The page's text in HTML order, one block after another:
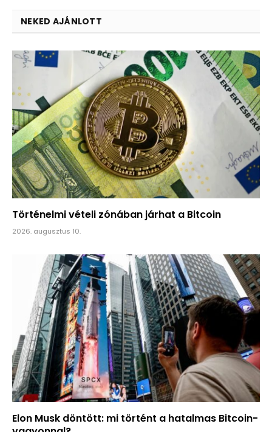
NEKED AJÁNLOTT
Történelmi vételi zónában járhat a Bitcoin
2026. augusztus 10.
Elon Musk döntött: mi történt a hatalmas Bitcoin-